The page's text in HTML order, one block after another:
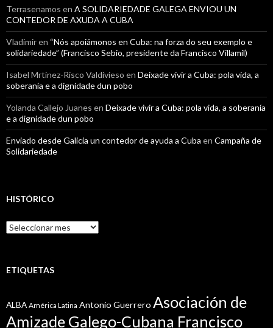
Terrasenamos en A SOLIDARIEDADE GALEGA ENVIOU UN
CONTEDOR DE AXUDA A CUBA
Vladimiren “Nós apoiámonos en Cuba: na forza do seu exemplo e
solidariedade” (Francisco Sebio, presidente da Francisco Villamil)
Isabel Mrtínez-Risco Valdivieso en Deixade vivir a Cuba: pola vida, a
soberanía e a dignidade dun pobo
Yolanda Callejo Juanes en Deixade vivir a Cuba: pola vida, a soberanía
e a dignidade dun pobo
Enviado desde Galicia un contedor de ayuda a Cuba en Campaña de
Solidariedade
HISTÓRICO
Histórico
ETIQUETAS
ALBA América Latina Antonio Guerrero Asociación de
Amizade Galego-Cubana Francisco